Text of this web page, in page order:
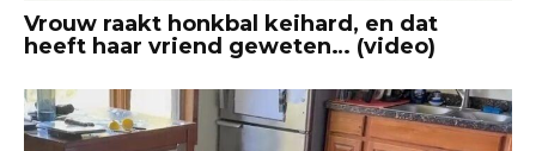
Vrouw raakt honkbal keihard, en dat
heeft haar vriend geweten… (video)